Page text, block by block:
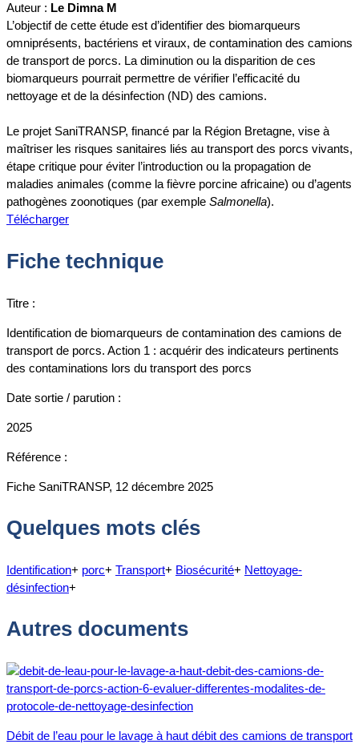
Auteur : Le Dimna M
L’objectif de cette étude est d’identifier des biomarqueurs
omniprésents, bactériens et viraux, de contamination des camions
de transport de porcs. La diminution ou la disparition de ces
biomarqueurs pourrait permettre de vérifier l’efficacité du
nettoyage et de la désinfection (ND) des camions.
Le projet SaniTRANSP, financé par la Région Bretagne, vise à
maîtriser les risques sanitaires liés au transport des porcs vivants,
étape critique pour éviter l’introduction ou la propagation de
maladies animales (comme la fièvre porcine africaine) ou d’agents
pathogènes zoonotiques (par exemple Salmonella).
Télécharger
Fiche technique
Titre :
Identification de biomarqueurs de contamination des camions de
transport de porcs. Action 1 : acquérir des indicateurs pertinents
des contaminations lors du transport des porcs
Date sortie / parution :
2025
Référence :
Fiche SaniTRANSP, 12 décembre 2025
Quelques mots clés
Identification+ porc+ Transport+ Biosécurité+ Nettoyage-
désinfection+
Autres documents
Débit de l’eau pour le lavage à haut débit des camions de transport